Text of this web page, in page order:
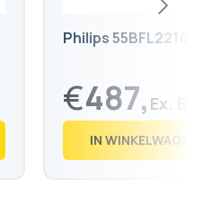
Philips 55BFL2214/
€487,
€ 590,
IN WINKELWAGEN